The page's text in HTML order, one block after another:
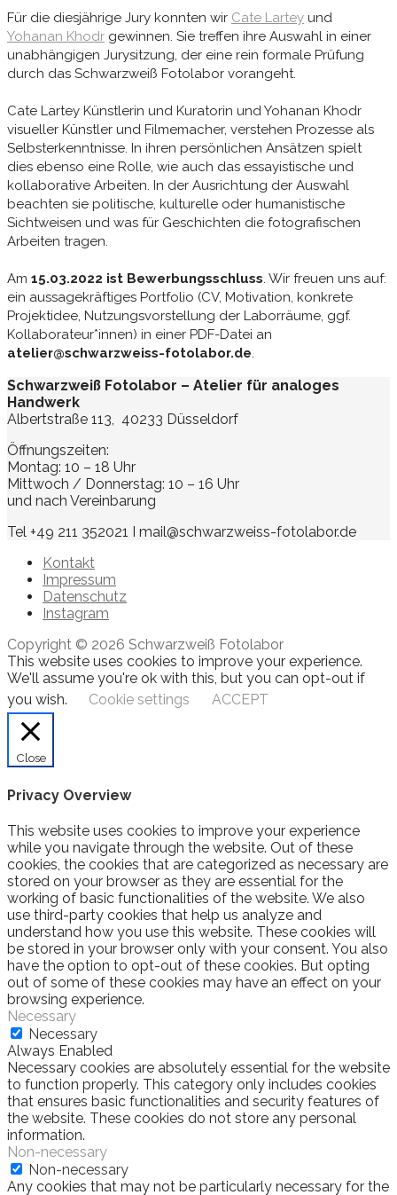
Für die diesjährige Jury konnten wir Cate Lartey und
Yohanan Khodr gewinnen. Sie treffen ihre Auswahl in einer
unabhängigen Jurysitzung, der eine rein formale Prüfung
durch das Schwarzweiß Fotolabor vorangeht.
Cate Lartey Künstlerin und Kuratorin und Yohanan Khodr
visueller Künstler und Filmemacher, verstehen Prozesse als
Selbsterkenntnisse. In ihren persönlichen Ansätzen spielt
dies ebenso eine Rolle, wie auch das essayistische und
kollaborative Arbeiten. In der Ausrichtung der Auswahl
beachten sie politische, kulturelle oder humanistische
Sichtweisen und was für Geschichten die fotografischen
Arbeiten tragen.
Am 15.03.2022 ist Bewerbungsschluss. Wir freuen uns auf:
ein aussagekräftiges Portfolio (CV, Motivation, konkrete
Projektidee, Nutzungsvorstellung der Laborräume, ggf.
Kollaborateur*innen) in einer PDF-Datei an
atelier@schwarzweiss-fotolabor.de.
Schwarzweiß Fotolabor – Atelier für analoges
Handwerk
Albertstraße 113, 40233 Düsseldorf
Öffnungszeiten:
Montag: 10 – 18 Uhr
Mittwoch / Donnerstag: 10 – 16 Uhr
und nach Vereinbarung
Tel +49 211 352021 I mail@schwarzweiss-fotolabor.de
Kontakt
Impressum
Datenschutz
Instagram
Copyright © 2026 Schwarzweiß Fotolabor
This website uses cookies to improve your experience.
We'll assume you're ok with this, but you can opt-out if
you wish.
Cookie settings ACCEPT
Close
Privacy Overview
This website uses cookies to improve your experience
while you navigate through the website. Out of these
cookies, the cookies that are categorized as necessary are
stored on your browser as they are essential for the
working of basic functionalities of the website. We also
use third-party cookies that help us analyze and
understand how you use this website. These cookies will
be stored in your browser only with your consent. You also
have the option to opt-out of these cookies. But opting
out of some of these cookies may have an effect on your
browsing experience.
Necessary
Necessary
Always Enabled
Necessary cookies are absolutely essential for the website
to function properly. This category only includes cookies
that ensures basic functionalities and security features of
the website. These cookies do not store any personal
information.
Non-necessary
Non-necessary
Any cookies that may not be particularly necessary for the